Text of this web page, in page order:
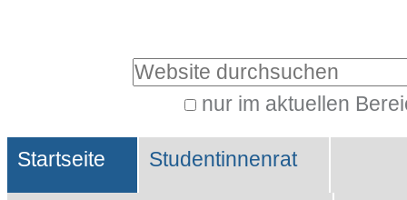
Website durchsuchen
nur im aktuellen
Suche…
Sektionen
Startseite Studentinnenrat